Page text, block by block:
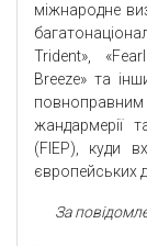
міжнародне
Trident»,
Breeze» та
жандармерії
(FІEP), куди
європейських
За